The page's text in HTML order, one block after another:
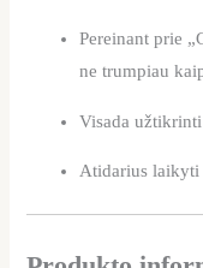
Pereinant prie
ne trumpiau
Visada
Atidarius